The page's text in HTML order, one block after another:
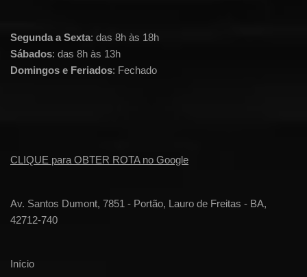
Segunda a Sexta: das 8h às 18h
Sábados: das 8h às 13h
Domingos e Feriados: Fechado
CLIQUE para OBTER ROTA no Google
Av. Santos Dumont, 7851 - Portão, Lauro de Freitas - BA,
42712-740
Início